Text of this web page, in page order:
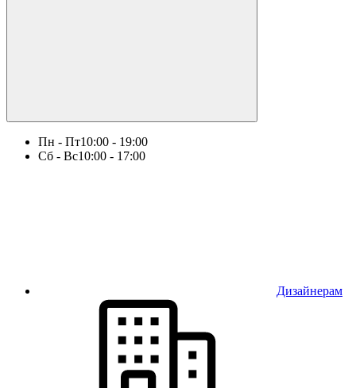
Пн - Пт10:00 - 19:00
Сб - Вс10:00 - 17:00
Дизайнерам